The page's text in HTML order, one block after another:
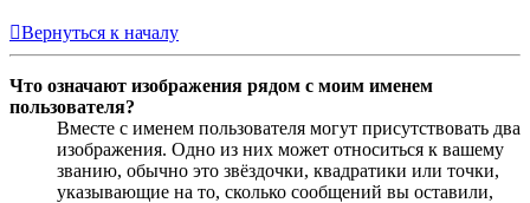
Вернуться к началу
Что означают изображения рядом с моим именем
пользователя?
Вместе с именем пользователя могут присутствовать два
изображения. Одно из них может относиться к вашему
званию, обычно это звёздочки, квадратики или точки,
указывающие на то, сколько сообщений вы оставили,